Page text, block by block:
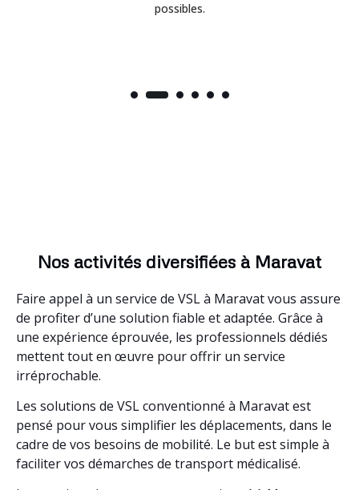
possibles.
Nos activités diversifiées à Maravat
Faire appel à un service de VSL à Maravat vous assure
de profiter d’une solution fiable et adaptée. Grâce à
une expérience éprouvée, les professionnels dédiés
mettent tout en œuvre pour offrir un service
irréprochable.
Les solutions de VSL conventionné à Maravat est
pensé pour vous simplifier les déplacements, dans le
cadre de vos besoins de mobilité. Le but est simple à
faciliter vos démarches de transport médicalisé.